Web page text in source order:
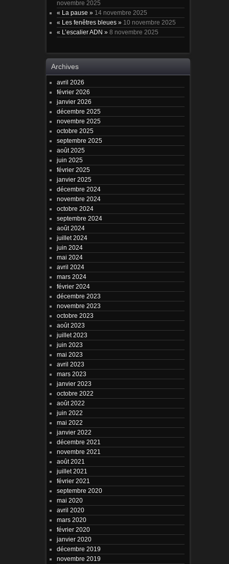
novembre 2025
« La pause » 14 novembre 2025
« Les fenêtres bleues » 10 novembre 2025
« L’escalier ADN » 8 novembre 2025
Archives
avril 2026
février 2026
janvier 2026
décembre 2025
novembre 2025
octobre 2025
septembre 2025
août 2025
juin 2025
février 2025
janvier 2025
décembre 2024
novembre 2024
octobre 2024
septembre 2024
août 2024
juillet 2024
juin 2024
mai 2024
avril 2024
mars 2024
février 2024
décembre 2023
novembre 2023
octobre 2023
août 2023
juillet 2023
juin 2023
mai 2023
avril 2023
mars 2023
janvier 2023
octobre 2022
août 2022
juin 2022
mai 2022
janvier 2022
décembre 2021
novembre 2021
août 2021
juillet 2021
février 2021
septembre 2020
mai 2020
avril 2020
mars 2020
février 2020
janvier 2020
décembre 2019
novembre 2019